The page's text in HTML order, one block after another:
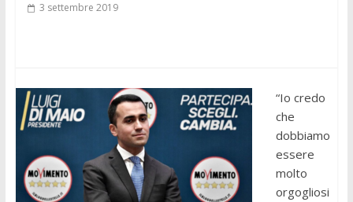
3 settembre 2019
“Io credo
che
dobbiamo
essere
molto
orgogliosi